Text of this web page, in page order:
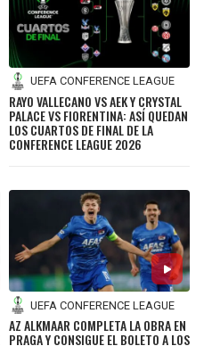
UEFA CONFERENCE LEAGUE
RAYO VALLECANO VS AEK Y CRYSTAL
PALACE VS FIORENTINA: ASÍ QUEDAN
LOS CUARTOS DE FINAL DE LA
CONFERENCE LEAGUE 2026
UEFA CONFERENCE LEAGUE
AZ ALKMAAR COMPLETA LA OBRA EN
PRAGA Y CONSIGUE EL BOLETO A LOS